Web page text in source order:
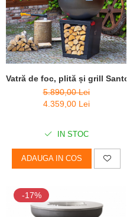
Vatră de foc, plită și grill Santos
5.890,00 Lei
4.359,00 Lei
IN STOC
ADAUGA IN COS
-17%